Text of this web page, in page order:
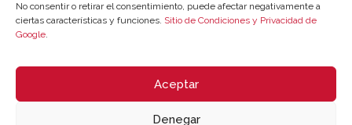
No consentir o retirar el consentimiento, puede afectar negativamente a
ciertas características y funciones. Sitio de Condiciones y Privacidad de
Google.
Aceptar
Denegar